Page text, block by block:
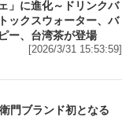
」に進化～ドリンクバ
ックスウォーター、バ
ー、台湾茶が登場
[2026/3/31 15:53:59]
門ブランド初となる